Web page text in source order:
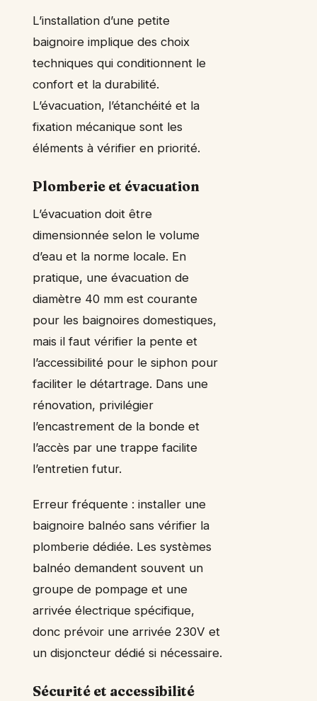
L’installation d’une petite
baignoire implique des choix
techniques qui conditionnent le
confort et la durabilité.
L’évacuation, l’étanchéité et la
fixation mécanique sont les
éléments à vérifier en priorité.
Plomberie et évacuation
L’évacuation doit être
dimensionnée selon le volume
d’eau et la norme locale. En
pratique, une évacuation de
diamètre 40 mm est courante
pour les baignoires domestiques,
mais il faut vérifier la pente et
l’accessibilité pour le siphon pour
faciliter le détartrage. Dans une
rénovation, privilégier
l’encastrement de la bonde et
l’accès par une trappe facilite
l’entretien futur.
Erreur fréquente : installer une
baignoire balnéo sans vérifier la
plomberie dédiée. Les systèmes
balnéo demandent souvent un
groupe de pompage et une
arrivée électrique spécifique,
donc prévoir une arrivée 230V et
un disjoncteur dédié si nécessaire.
Sécurité et accessibilité